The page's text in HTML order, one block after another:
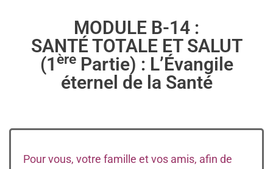
MODULE B-14 :
SANTÉ TOTALE ET SALUT
(1èrePartie) : L’Évangile
éternel de la Santé
Pour vous, votre famille et vos amis, afin de